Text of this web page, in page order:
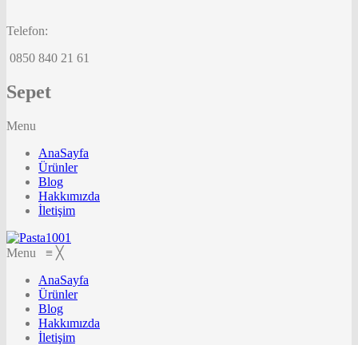
Telefon:
0850 840 21 61
Sepet
Menu
AnaSayfa
Ürünler
Blog
Hakkımızda
İletişim
Menu ≡ ╳
AnaSayfa
Ürünler
Blog
Hakkımızda
İletişim